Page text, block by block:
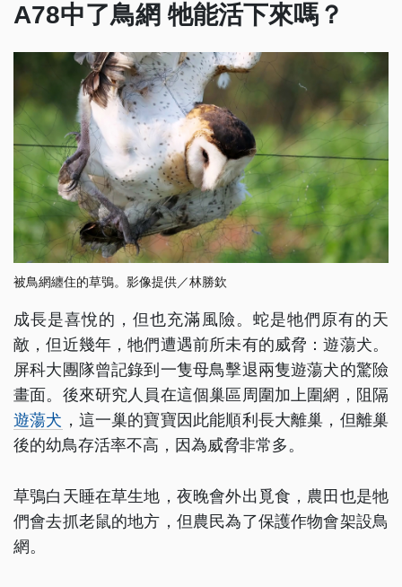
A78中了鳥網 牠能活下來嗎？
被鳥網纏住的草鴞。影像提供／林勝欽
成長是喜悅的，但也充滿風險。蛇是牠們原有的天
敵，但近幾年，牠們遭遇前所未有的威脅：遊蕩犬。
屏科大團隊曾記錄到一隻母鳥擊退兩隻遊蕩犬的驚險
畫面。後來研究人員在這個巢區周圍加上圍網，阻隔
遊蕩犬 ，這一巢的寶寶因此能順利長大離巢，但離巢
後的幼鳥存活率不高，因為威脅非常多。
草鴞白天睡在草生地，夜晚會外出覓食，農田也是牠
們會去抓老鼠的地方，但農民為了保護作物會架設鳥
網。